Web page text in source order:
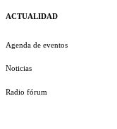
ACTUALIDAD
Agenda de eventos
Noticias
Radio fórum